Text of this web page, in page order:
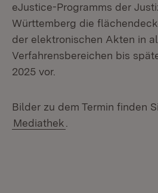
eJustice-Programms der
Württemberg die
der elektronischen Akten in
Verfahrensbereichen bis
2025 vor.
Bilder zu dem Termin finden
Mediathek